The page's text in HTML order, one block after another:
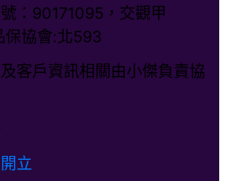
：90171095，交觀甲
協會:北593
客戶資訊相關由小傑負責協
立